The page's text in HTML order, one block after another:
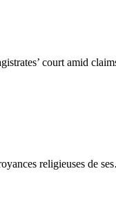
court amid
religieuses de